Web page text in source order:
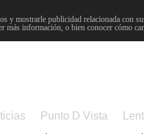
mostrarle publicidad relacionada con
más información, o bien conocer cómo
Punto D Vista